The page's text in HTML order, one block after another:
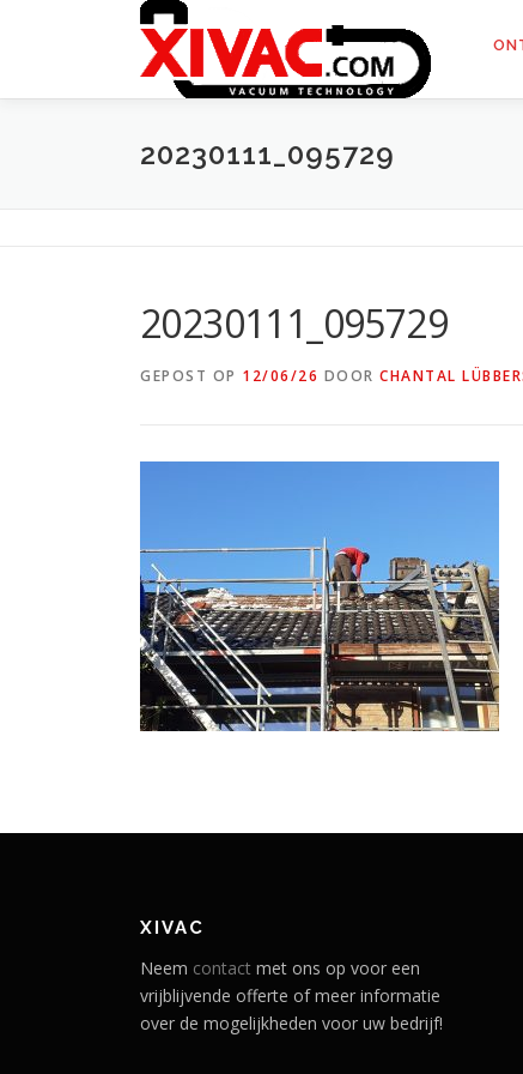
springen
20230111_095729
20230111_095729
GEPOST OP 12/06/26 DOOR CHANTAL
XIVAC
Neem contact met ons op voor een
vrijblijvende offerte of meer informatie
over de mogelijkheden voor uw bedrijf!